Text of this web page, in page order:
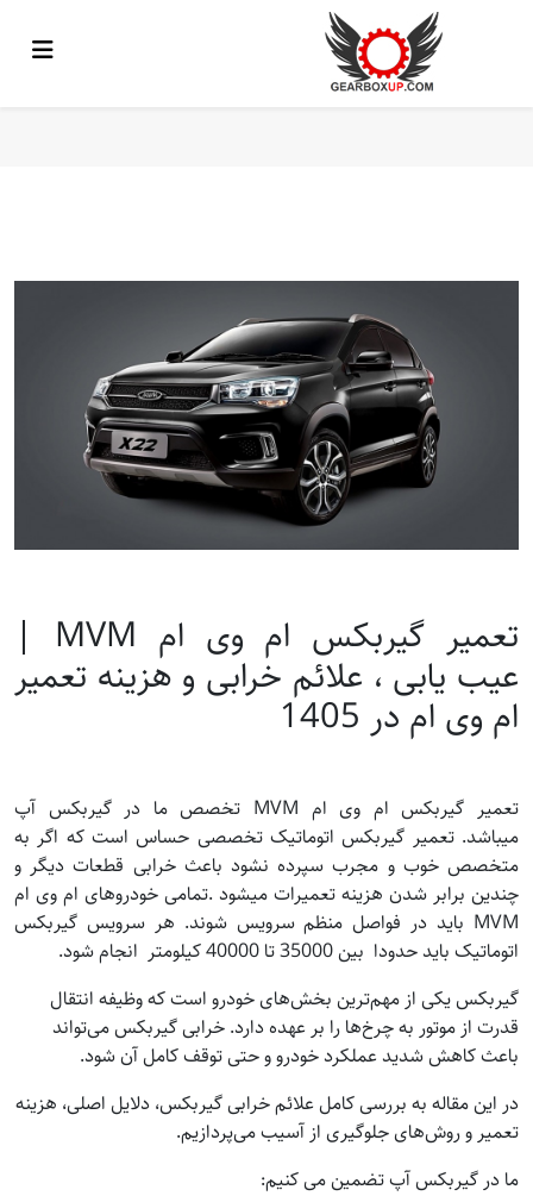
تعمیر گیربکس ام وی ام MVM |
عیب یابی ، علائم خرابی و هزینه تعمیر
ام وی ام در 1405
تعمیر گیربکس ام وی ام MVM تخصص ما در گیربکس آپ
میباشد. تعمیر گیربکس اتوماتیک تخصصی حساس است که اگر به
متخصص خوب و مجرب سپرده نشود باعث خرابی قطعات دیگر و
چندین برابر شدن هزینه تعمیرات میشود .تمامی خودروهای ام وی ام
MVM باید در فواصل منظم سرویس شوند. هر سرویس گیربکس
اتوماتیک باید حدودا بین 35000 تا 40000 کیلومتر انجام شود.
گیربکس یکی از مهم‌ترین بخش‌های خودرو است که وظیفه انتقال
قدرت از موتور به چرخ‌ها را بر عهده دارد. خرابی گیربکس می‌تواند
باعث کاهش شدید عملکرد خودرو و حتی توقف کامل آن شود.
در این مقاله به بررسی کامل علائم خرابی گیربکس، دلایل اصلی، هزینه
تعمیر و روش‌های جلوگیری از آسیب می‌پردازیم.
ما در گیربکس آپ تضمین می کنیم: